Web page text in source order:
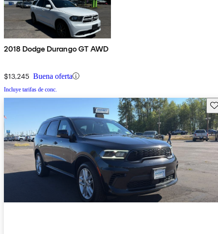
2018 Dodge Durango GT AWD
$13,245 Buena oferta
Incluye tarifas de conc.